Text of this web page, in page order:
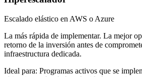
Escalado elástico en AWS o Azure
La más rápida de implementar. La mejor
retorno de la inversión antes de
infraestructura dedicada.
Ideal para: Programas activos que se